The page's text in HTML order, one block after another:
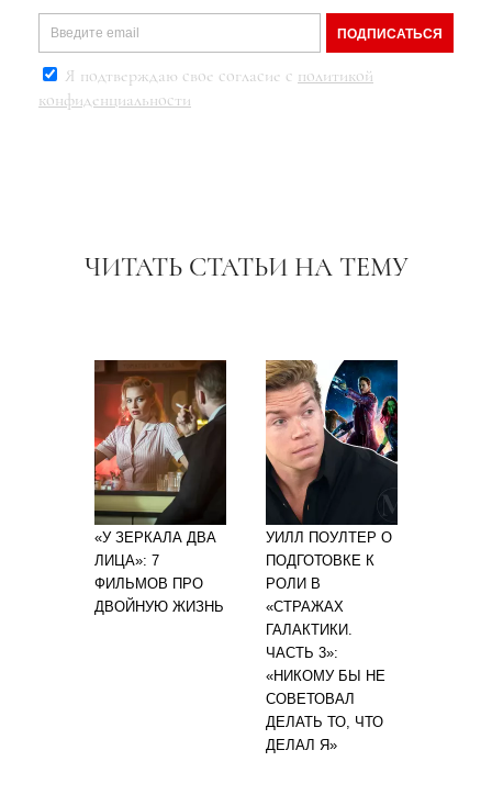
ПОДПИСАТЬСЯ
Я подтверждаю свое согласие с политикой
конфиденциальности
ЧИТАТЬ СТАТЬИ НА ТЕМУ
«У ЗЕРКАЛА ДВА
ЛИЦА»: 7
ФИЛЬМОВ ПРО
ДВОЙНУЮ ЖИЗНЬ
УИЛЛ ПОУЛТЕР О
ПОДГОТОВКЕ К
РОЛИ В
«СТРАЖАХ
ГАЛАКТИКИ.
ЧАСТЬ 3»:
«НИКОМУ БЫ НЕ
СОВЕТОВАЛ
ДЕЛАТЬ ТО, ЧТО
ДЕЛАЛ Я»